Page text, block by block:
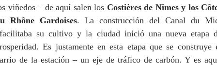
viñedos – de aquí salen los Costières de Nimes y los
Rhône Gardoises. La construcción del Canal du
su cultivo y la ciudad inició una nueva etapa
Es justamente en esta etapa que se construye
de la estación – un eje de tráfico de carbón. Y es